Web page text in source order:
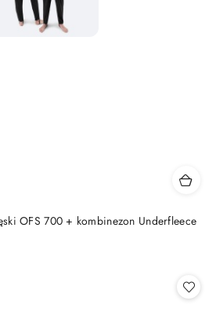
OFS 700 + kombinezon Underfleece